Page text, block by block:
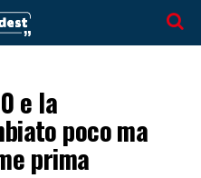
e la
poco ma
prima